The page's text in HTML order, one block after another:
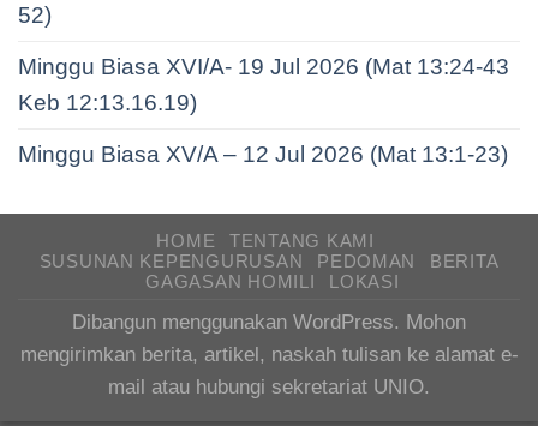
52)
Minggu Biasa XVI/A- 19 Jul 2026 (Mat 13:24-43
Keb 12:13.16.19)
Minggu Biasa XV/A – 12 Jul 2026 (Mat 13:1-23)
HOME
TENTANG KAMI
SUSUNAN KEPENGURUSAN
PEDOMAN
BERITA
GAGASAN HOMILI
LOKASI
Dibangun menggunakan WordPress. Mohon
mengirimkan berita, artikel, naskah tulisan ke alamat e-
mail atau hubungi sekretariat UNIO.